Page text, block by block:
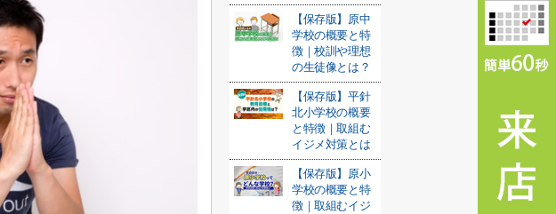
【保存版】原中
学校の概要と特
徴｜校訓や理想
の生徒像とは？
【保存版】平針
北小学校の概要
と特徴｜取組む
イジメ対策とは
【保存版】原小
学校の概要と特
徴｜取組むイジ